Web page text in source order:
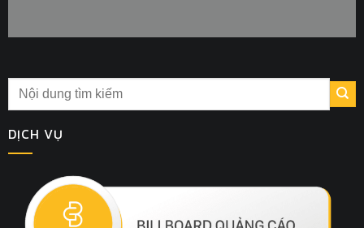
DỊCH VỤ